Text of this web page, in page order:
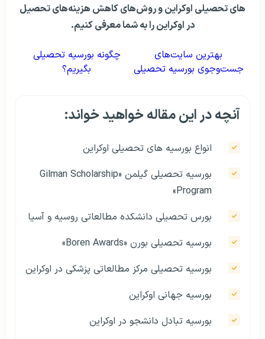
های تحصیلی اوکراین و روش‌های کاهش هزینه‌های تحصیل
در اوکراین را به شما معرفی کنیم.
بهترین سایت‌های
جست‌وجوی بورسیه تحصیلی
چگونه بورسیه تحصیلی
بگیریم؟
آنچه در این مقاله خواهید خواند:
انواع بورسیه های تحصیلی اوکراین
بورسیه تحصیلی گیلمن «Gilman Scholarship
Program»
بورس تحصیلی دانشکده مطالعاتی روسیه و آسیا
بورسیه تحصیلی بورن «Boren Awards»
بورسیه تحصیلی مرکز مطالعاتی پزشکی در اوکراین
بورسیه جهانی اوکراین
بورسیه تبادل دانشجو در اوکراین